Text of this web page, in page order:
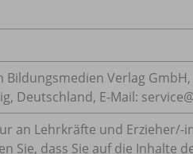
Bildungsmedien Verlag
Deutschland, E-Mail:
an Lehrkräfte und Erzieher/-
Sie, dass Sie auf die Inhalte